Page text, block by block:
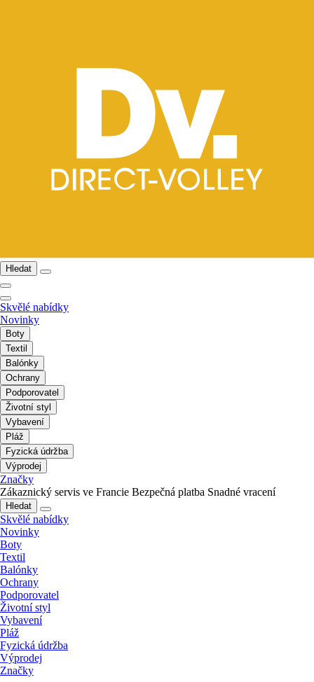
Hledat
Skvělé nabídky
Novinky
Boty
Textil
Balónky
Ochrany
Podporovatel
Životní styl
Vybavení
Pláž
Fyzická údržba
Výprodej
Značky
Zákaznický servis ve Francie Bezpečná platba Snadné vracení
Hledat
Skvělé nabídky
Novinky
Boty
Textil
Balónky
Ochrany
Podporovatel
Životní styl
Vybavení
Pláž
Fyzická údržba
Výprodej
Značky